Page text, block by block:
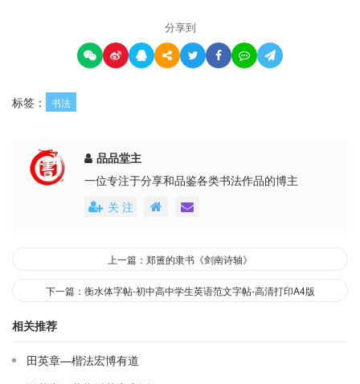
分享到
标签： 书法
品品堂主
一位专注于分享和品鉴各类书法作品的博主
关 注
上一篇：郑簠的隶书《剑南诗轴》
下一篇：衡水体字帖-初中高中学生英语范文字帖-高清打印A4版
相关推荐
田英章—楷法宏博有道